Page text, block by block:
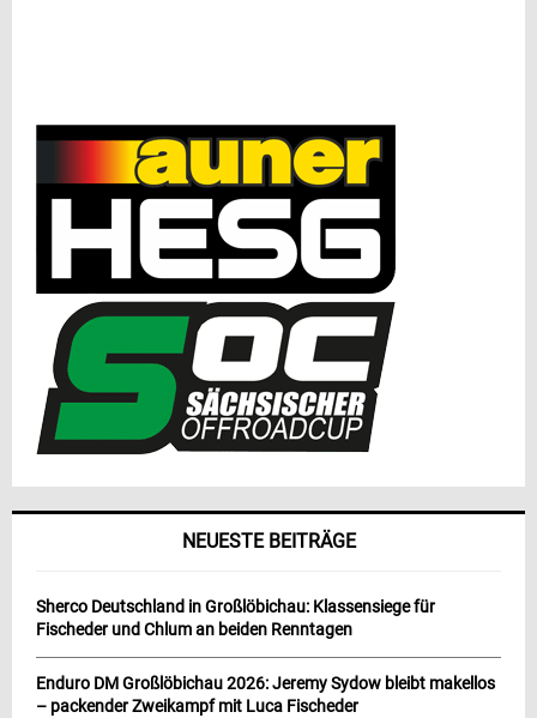
NEUESTE BEITRÄGE
Sherco Deutschland in Großlöbichau: Klassensiege für
Fischeder und Chlum an beiden Renntagen
Enduro DM Großlöbichau 2026: Jeremy Sydow bleibt makellos
– packender Zweikampf mit Luca Fischeder